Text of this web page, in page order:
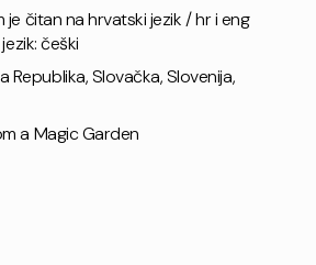
je čitan na hrvatski jezik / hr i eng
češki
Republika, Slovačka, Slovenija,
a Magic Garden